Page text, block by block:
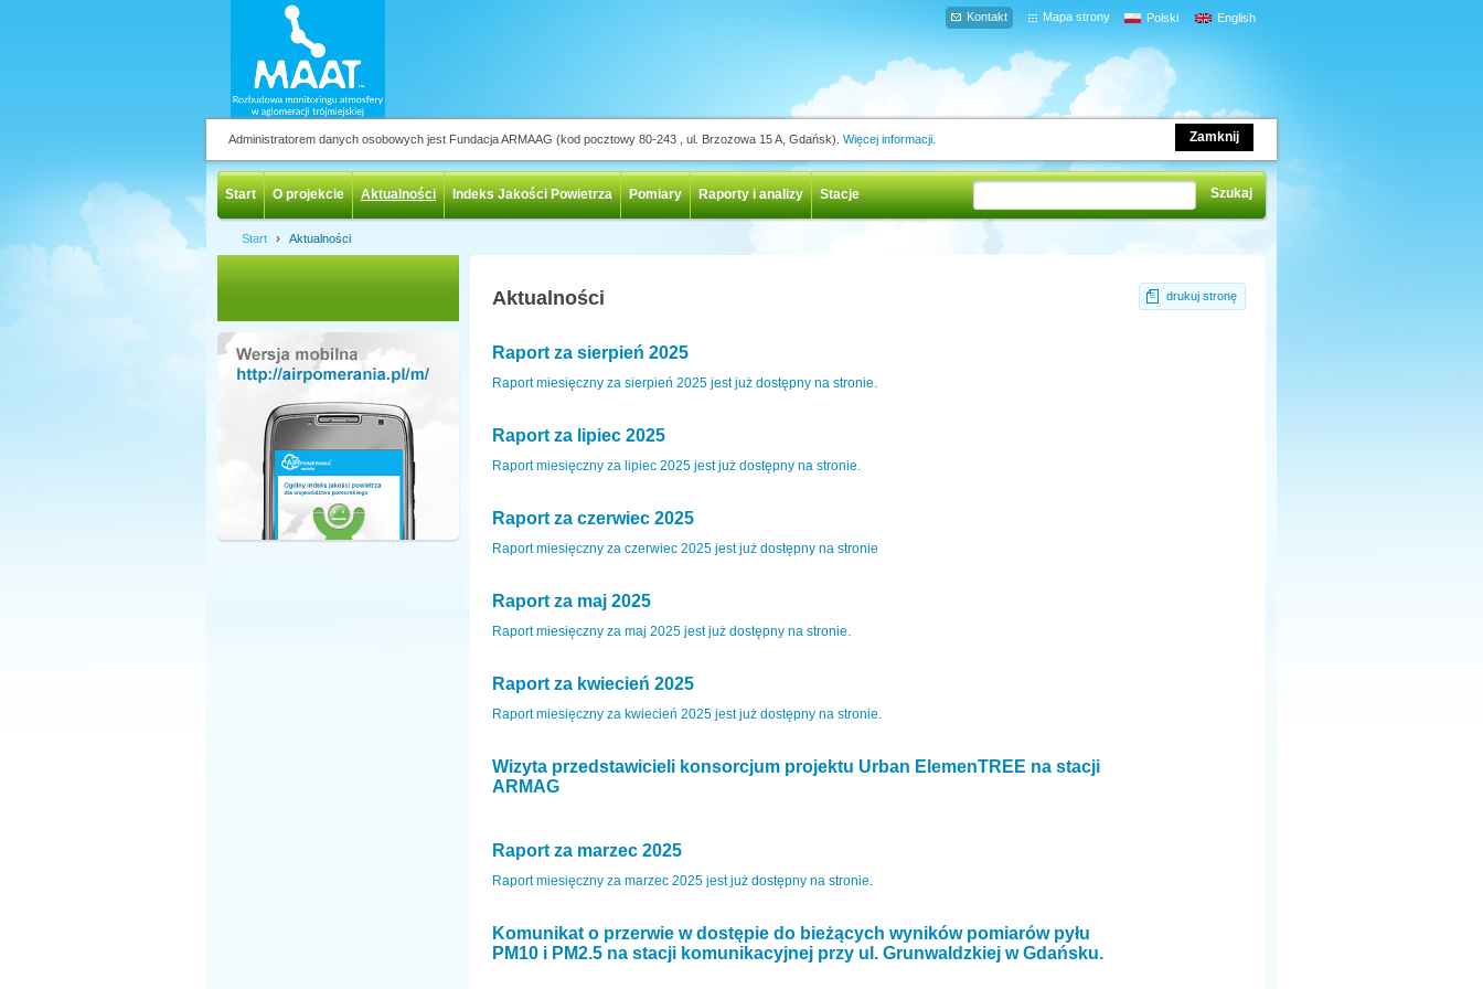
Zamknij
Administratorem danych osobowych jest Fundacja ARMAAG (kod pocztowy 80-243 , ul. Brzozowa 15 A, Gdańsk). Więcej informacji.
Mapa strony
Kontakt Polski English
Start O projekcie Aktualności Indeks Jakości Powietrza Pomiary Raporty i analizy Stacje
Start › Aktualności
drukuj stronę
Aktualności
Raport za sierpień 2025
Raport miesięczny za sierpień 2025 jest już dostępny na stronie.
Raport za lipiec 2025
Raport miesięczny za lipiec 2025 jest już dostępny na stronie.
Raport za czerwiec 2025
Raport miesięczny za czerwiec 2025 jest już dostępny na stronie
Raport za maj 2025
Raport miesięczny za maj 2025 jest już dostępny na stronie.
Raport za kwiecień 2025
Raport miesięczny za kwiecień 2025 jest już dostępny na stronie.
Wizyta przedstawicieli konsorcjum projektu Urban ElemenTREE na stacji
ARMAG
Raport za marzec 2025
Raport miesięczny za marzec 2025 jest już dostępny na stronie.
Komunikat o przerwie w dostępie do bieżących wyników pomiarów pyłu
PM10 i PM2.5 na stacji komunikacyjnej przy ul. Grunwaldzkiej w Gdańsku.